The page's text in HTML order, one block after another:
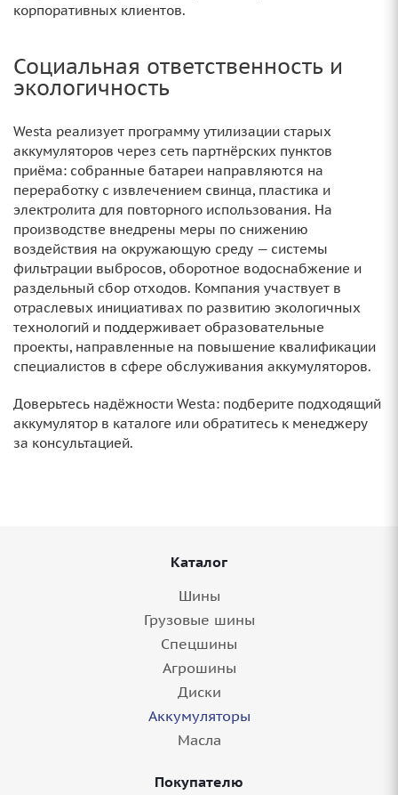
корпоративных клиентов.
Социальная ответственность и
экологичность
Westa реализует программу утилизации старых
аккумуляторов через сеть партнёрских пунктов
приёма: собранные батареи направляются на
переработку с извлечением свинца, пластика и
электролита для повторного использования. На
производстве внедрены меры по снижению
воздействия на окружающую среду — системы
фильтрации выбросов, оборотное водоснабжение и
раздельный сбор отходов. Компания участвует в
отраслевых инициативах по развитию экологичных
технологий и поддерживает образовательные
проекты, направленные на повышение квалификации
специалистов в сфере обслуживания аккумуляторов.
Доверьтесь надёжности Westa: подберите подходящий
аккумулятор в каталоге или обратитесь к менеджеру
за консультацией.
Каталог
Шины
Грузовые шины
Спецшины
Агрошины
Диски
Аккумуляторы
Масла
Покупателю